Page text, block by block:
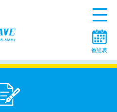
Menu
番組表